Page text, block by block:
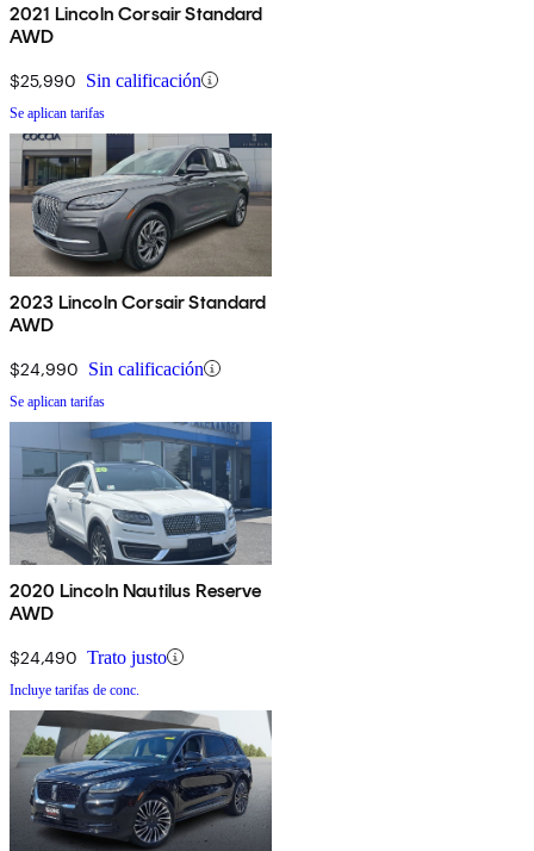
2021 Lincoln Corsair Standard
AWD
$25,990 Sin calificación
Se aplican tarifas
2023 Lincoln Corsair Standard
AWD
$24,990 Sin calificación
Se aplican tarifas
2020 Lincoln Nautilus Reserve
AWD
$24,490 Trato justo
Incluye tarifas de conc.